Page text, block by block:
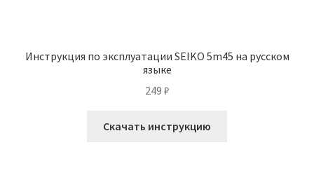
Инструкция по эксплуатации SEIKO 5m45 на русском
языке
249 ₽
Скачать инструкцию